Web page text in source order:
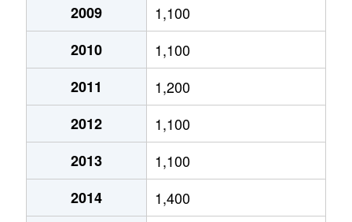
厚別中央１条
2,000万円
厚別中央１条
1,600万円
厚別中央１条
1,800万円
厚別中央１条
1,800万円
厚別中央２条
3,500万円
厚別中央２条
1,900万円
2009
1,100
2010
1,100
2011
1,200
2012
1,100
2013
1,100
2014
1,400